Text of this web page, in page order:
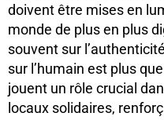
doivent être mises en
monde de plus en plus
souvent sur
sur l’humain est plus
jouent un rôle crucial
locaux solidaires,